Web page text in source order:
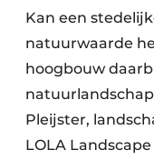
Kan een
natuurwaarde
hoogbouw
Pleijster,
LOLA